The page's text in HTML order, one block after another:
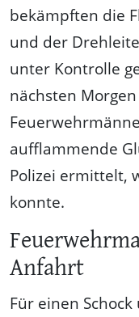
bekämpften die
und der
unter Kontrolle
nächsten
aufflammende
Polizei ermittelt,
konnte.
Anfahrt
Für einen